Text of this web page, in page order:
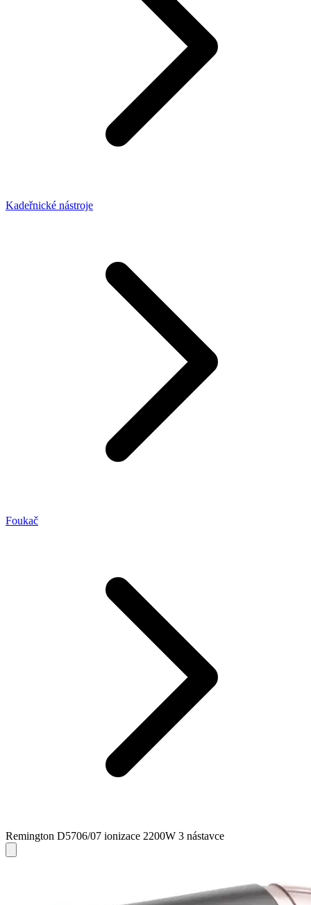
Kadeřnické nástroje
Foukač
Remington D5706/07 ionizace 2200W 3 nástavce